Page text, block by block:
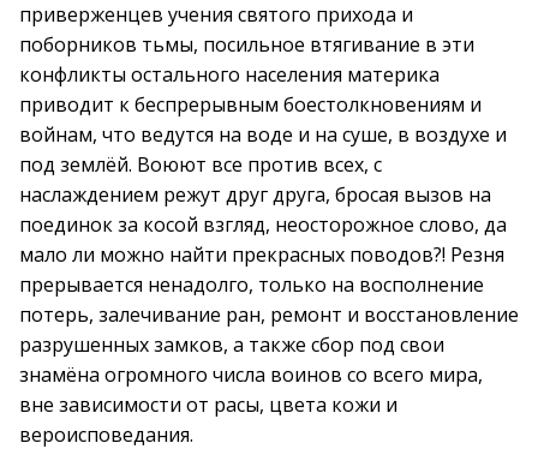
приверженцев учения святого прихода и
поборников тьмы, посильное втягивание в эти
конфликты остального населения материка
приводит к беспрерывным боестолкновениям и
войнам, что ведутся на воде и на суше, в воздухе и
под землёй. Воюют все против всех, с
наслаждением режут друг друга, бросая вызов на
поединок за косой взгляд, неосторожное слово, да
мало ли можно найти прекрасных поводов?! Резня
прерывается ненадолго, только на восполнение
потерь, залечивание ран, ремонт и восстановление
разрушенных замков, а также сбор под свои
знамёна огромного числа воинов со всего мира,
вне зависимости от расы, цвета кожи и
вероисповедания.